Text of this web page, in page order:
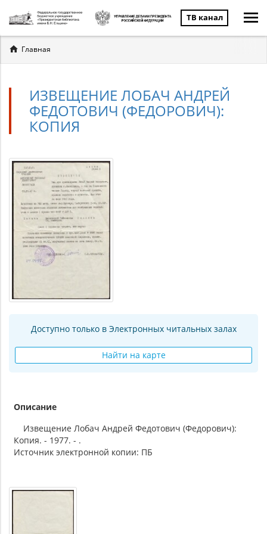
ТВ канал
Вы
здесь
Главная
ИЗВЕЩЕНИЕ ЛОБАЧ АНДРЕЙ
ФЕДОТОВИЧ (ФЕДОРОВИЧ):
КОПИЯ
Доступно только в Электронных читальных залах
Найти на карте
Описание
Извещение Лобач Андрей Федотович (Федорович):
Копия. - 1977. - .
Источник электронной копии: ПБ